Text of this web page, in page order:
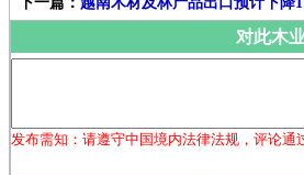
对此木
发布需知：请遵守中国境内法律法规，评论通